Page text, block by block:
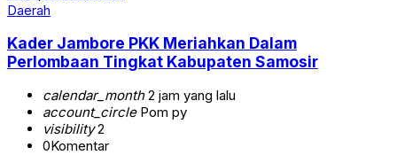
Daerah
Kader Jambore PKK Meriahkan Dalam
Perlombaan Tingkat Kabupaten Samosir
calendar_month2 jam yang lalu
account_circlePom py
visibility2
0Komentar